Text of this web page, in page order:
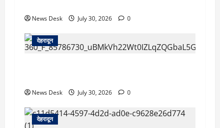
News Desk July 30, 2026 0
देहरादून
News Desk July 30, 2026 0
देहरादून